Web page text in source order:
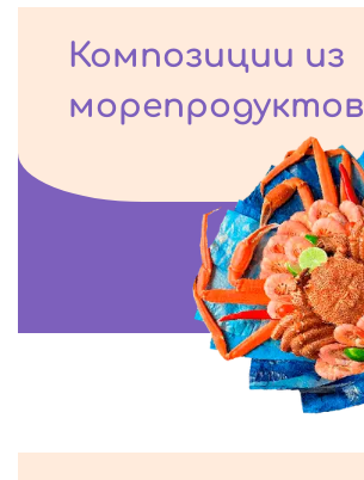
Композиции из
морепродуктов